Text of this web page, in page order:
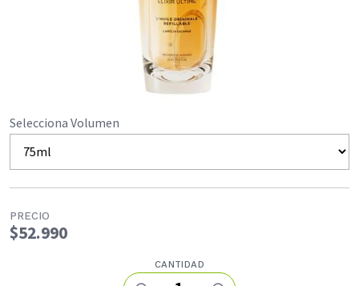
Selecciona Volumen
PRECIO
$52.990
CANTIDAD